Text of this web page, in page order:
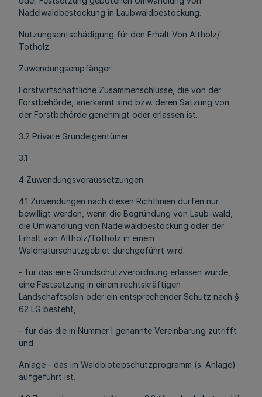
Nadelwaldbestockung in Laubwaldbestockung.
Nutzungsentschädigung für den Erhalt Von Altholz/
Totholz.
Zuwendungsempfänger
Forstwirtschaftliche Zusammenschlüsse, die von der
Forstbehörde, anerkannt sind bzw. deren Satzung von
der Forstbehörde genehmigt oder erlassen ist.
3.2 Private Grundeigentümer.
3.1
4 Zuwendungsvoraussetzungen
4.1 Zuwendungen nach diesen Richtlinien dürfen nur
bewilligt werden, wenn die Begründung von Laub-wald,
die Umwandlung von Nadelwaldbestockung oder der
Erhalt von Altholz/Totholz in einem
Waldnaturschutzgebiet durchgeführt wird.
- für das eine Grundschutzverordnung erlassen wurde,
eine Festsetzung in einem rechtskräftigen
Landschaftsplan oder ein entsprechender Schutz nach §
62 LG besteht,
- für das die in Nummer l genannte Vereinbarung zutrifft
und
Anlage - das im Waldbiotopschutzprogramm (s. Anlage)
aufgeführt ist.